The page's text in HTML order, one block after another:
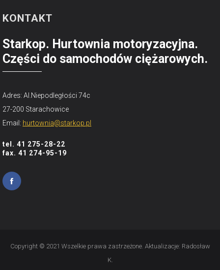
KONTAKT
Starkop. Hurtownia motoryzacyjna.
Części do samochodów ciężarowych.
Adres: Al.Niepodległości 74c
27-200 Starachowice
Email: hurtownia@starkop.pl
tel. 41 275-28-22
fax. 41 274-95-19
Copyright © 2021 Wszelkie prawa zastrzeżone. Aktualizacje: Radosław
K.